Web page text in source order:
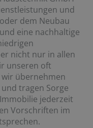
und
dem Neubau
eine nachhaltige
nicht nur in allen
unseren oft
wir übernehmen
tragen Sorge
jederzeit
Vorschriften im